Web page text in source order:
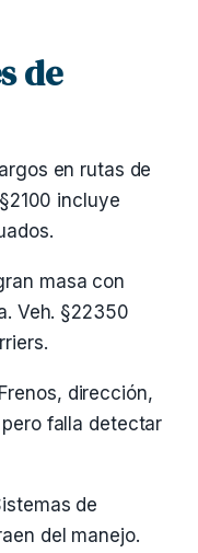
de
en rutas de
incluye
masa con
Veh. §22350
Frenos, dirección,
falla detectar
de
del manejo.